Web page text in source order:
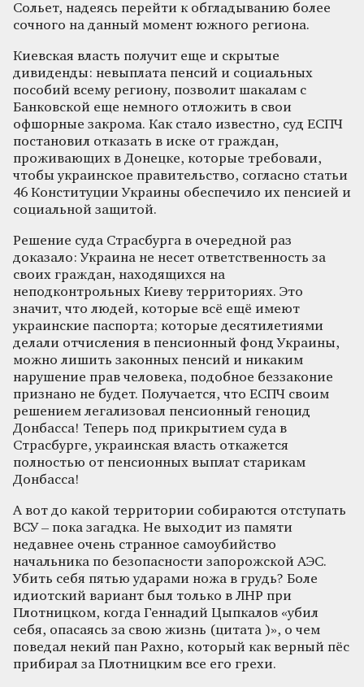
Сольет, надеясь перейти к обгладыванию более
сочного на данный момент южного региона.
Киевская власть получит еще и скрытые
дивиденды: невыплата пенсий и социальных
пособий всему региону, позволит шакалам с
Банковской еще немного отложить в свои
офшорные закрома. Как стало известно, суд ЕСПЧ
постановил отказать в иске от граждан,
проживающих в Донецке, которые требовали,
чтобы украинское правительство, согласно статьи
46 Конституции Украины обеспечило их пенсией и
социальной защитой.
Решение суда Страсбурга в очередной раз
доказало: Украина не несет ответственность за
своих граждан, находящихся на
неподконтрольных Киеву территориях. Это
значит, что людей, которые всё ещё имеют
украинские паспорта; которые десятилетиями
делали отчисления в пенсионный фонд Украины,
можно лишить законных пенсий и никаким
нарушение прав человека, подобное беззаконие
признано не будет. Получается, что ЕСПЧ своим
решением легализовал пенсионный геноцид
Донбасса! Теперь под прикрытием суда в
Страсбурге, украинская власть откажется
полностью от пенсионных выплат старикам
Донбасса!
А вот до какой территории собираются отступать
ВСУ – пока загадка. Не выходит из памяти
недавнее очень странное самоубийство
начальника по безопасности запорожской АЭС.
Убить себя пятью ударами ножа в грудь? Боле
идиотский вариант был только в ЛНР при
Плотницком, когда Геннадий Цыпкалов «убил
себя, опасаясь за свою жизнь (цитата )», о чем
поведал некий пан Рахно, который как верный пёс
прибирал за Плотницким все его грехи.